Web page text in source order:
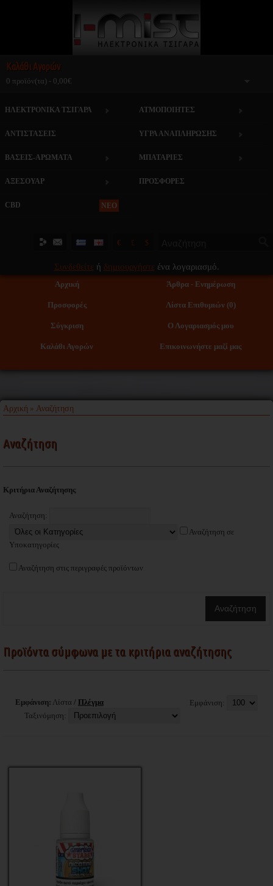
Καλάθι Αγορών
0 προϊόν(τα) - 0,00€
ΗΛΕΚΤΡΟΝΙΚΑ ΤΣΙΓΑΡΑ ΑΤΜΟΠΟΙΗΤΕΣ
ΑΝΤΙΣΤΑΣΕΙΣ ΥΓΡΑ ΑΝΑΠΛΗΡΩΣΗΣ
ΒΑΣΕΙΣ-ΑΡΩΜΑΤΑ ΜΠΑΤΑΡΙΕΣ
ΑΞΕΣΟΥΑΡ ΠΡΟΣΦΟΡΕΣ
NEO
CBD
€ £ $
Συνδεθείτε ή δημιουργήστε ένα λογαριασμό.
Αρχική Άρθρα - Ενημέρωση
Προσφορές Λίστα Επιθυμιών (0)
Σύγκριση Ο Λογαριασμός μου
Καλάθι Αγορών Επικοινωνήστε μαζί μας
Αρχική » Αναζήτηση
Αναζήτηση
Κριτήρια Αναζήτησης
Αναζήτηση:
Αναζήτηση σε
Υποκατηγορίες
Αναζήτηση στις περιγραφές προϊόντων
Προϊόντα σύμφωνα με τα κριτήρια αναζήτησης
Εμφάνιση: Λίστα / Πλέγμα
Εμφάνιση:
Ταξινόμηση: